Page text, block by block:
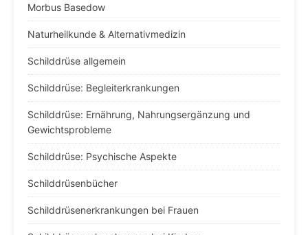
Morbus Basedow
Naturheilkunde & Alternativmedizin
Schilddrüse allgemein
Schilddrüse: Begleiterkrankungen
Schilddrüse: Ernährung, Nahrungsergänzung und
Gewichtsprobleme
Schilddrüse: Psychische Aspekte
Schilddrüsenbücher
Schilddrüsenerkrankungen bei Frauen